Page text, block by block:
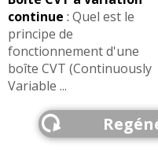
continue : Quel est le
principe de
fonctionnement d'une
boîte CVT (Continuously
Variable ...